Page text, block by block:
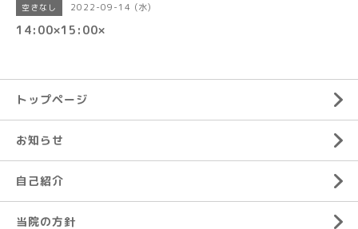
空きなし 2022-09-14 (水)
14:00×15:00×
トップページ
お知らせ
自己紹介
当院の方針